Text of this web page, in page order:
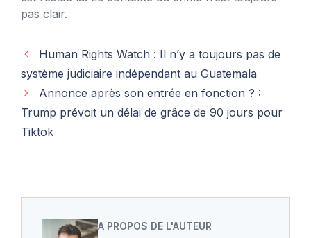
pas clair.
Human Rights Watch : Il n’y a toujours pas de
système judiciaire indépendant au Guatemala
Annonce après son entrée en fonction ? :
Trump prévoit un délai de grâce de 90 jours pour
Tiktok
A PROPOS DE L'AUTEUR